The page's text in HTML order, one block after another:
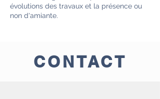
évolutions des travaux et la présence ou
non d'amiante.
CONTACT